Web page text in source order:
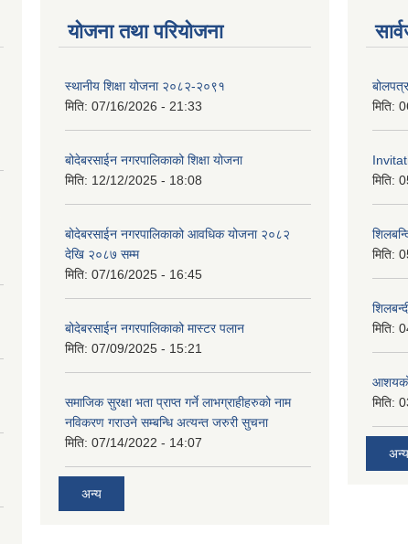
योजना तथा परियोजना
स्थानीय शिक्षा योजना २०८२-२०९१
मिति: 07/16/2026 - 21:33
बोदेबरसाईन नगरपालिकाको शिक्षा योजना
मिति: 12/12/2025 - 18:08
बोदेबरसाईन नगरपालिकाको आवधिक योजना २०८२
देखि २०८७ सम्म
मिति: 07/16/2025 - 16:45
बोदेबरसाईन नगरपालिकाको मास्टर पलान
मिति: 07/09/2025 - 15:21
समाजिक सुरक्षा भता प्राप्त गर्ने लाभग्राहीहरुको नाम
नविकरण गराउने सम्बन्धि अत्यन्त जरुरी सुचना
मिति: 07/14/2022 - 14:07
अन्य
मिति:
मिति:
मिति:
मिति:
मिति:
अन्य